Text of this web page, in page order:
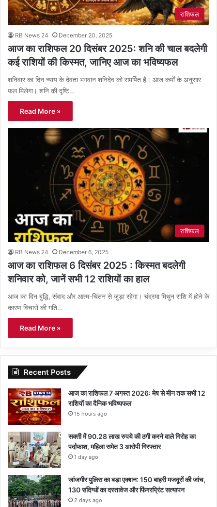
राशिफल
RB News 24 December 20, 2025
आज का राशिफल 20 दिसंबर 2025: शनि की चाल बदलेगी
कई राशियों की किस्मत, जानिए आज का भविष्यफल
शनिवार का दिन न्याय के देवता भगवान शनिदेव को समर्पित है। आज कर्मों के अनुसार
फल मिलेगा। शनि की दृष्टि…
Read More »
राशिफल
RB News 24 December 6, 2025
आज का राशिफल 6 दिसंबर 2025 : किस्मत बदलेगी
शनिवार को, जानें सभी 12 राशियों का हाल
आज का दिन बुद्धि, संवाद और आत्म-चिंतन से जुड़ा रहेगा। चंद्रमा मिथुन राशि में होने के
कारण विचारों की गति…
Read More »
Recent Posts
आज का राशिफल 7 अगस्त 2026: मेष से मीन तक सभी 12
राशियों का दैनिक भविष्यफल
15 hours ago
सक्ती में 90.28 लाख रुपये की ठगी करने वाले गिरोह का
पर्दाफाश, महिला समेत 3 आरोपी गिरफ्तार
1 day ago
जांजगीर पुलिस का बड़ा एक्शन: 150 बाहरी मजदूरों की जांच,
130 संदिग्धों का दस्तावेज और फिंगरप्रिंट सत्यापन
2 days ago